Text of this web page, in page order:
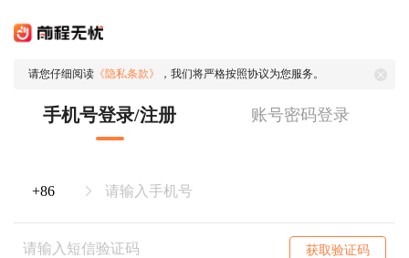
请您仔细阅读 《隐私条款》 ，我们将严格按照协议为您服务。
手机号登录/注册 账号密码登录
获取验证码